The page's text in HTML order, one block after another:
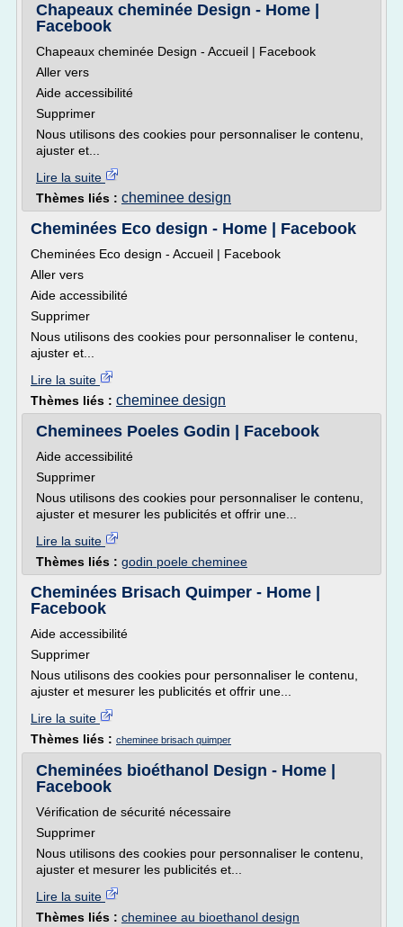
Chapeaux cheminée Design - Home |
Facebook
Chapeaux cheminée Design - Accueil | Facebook
Aller vers
Aide accessibilité
Supprimer
Nous utilisons des cookies pour personnaliser le contenu,
ajuster et...
Lire la suite
Thèmes liés : cheminee design
Cheminées Eco design - Home | Facebook
Cheminées Eco design - Accueil | Facebook
Aller vers
Aide accessibilité
Supprimer
Nous utilisons des cookies pour personnaliser le contenu,
ajuster et...
Lire la suite
Thèmes liés : cheminee design
Cheminees Poeles Godin | Facebook
Aide accessibilité
Supprimer
Nous utilisons des cookies pour personnaliser le contenu,
ajuster et mesurer les publicités et offrir une...
Lire la suite
Thèmes liés : godin poele cheminee
Cheminées Brisach Quimper - Home |
Facebook
Aide accessibilité
Supprimer
Nous utilisons des cookies pour personnaliser le contenu,
ajuster et mesurer les publicités et offrir une...
Lire la suite
Thèmes liés : cheminee brisach quimper
Cheminées bioéthanol Design - Home |
Facebook
Vérification de sécurité nécessaire
Supprimer
Nous utilisons des cookies pour personnaliser le contenu,
ajuster et mesurer les publicités et...
Lire la suite
Thèmes liés : cheminee au bioethanol design